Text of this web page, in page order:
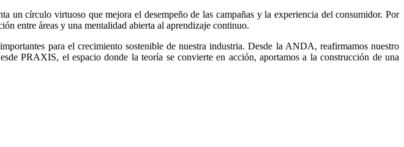
un círculo virtuoso que mejora el desempeño de las campañas y la experiencia del consumidor. Por
entre áreas y una mentalidad abierta al aprendizaje continuo.
para el crecimiento sostenible de nuestra industria. Desde la ANDA, reafirmamos nuestro
PRAXIS, el espacio donde la teoría se convierte en acción, aportamos a la construcción de una